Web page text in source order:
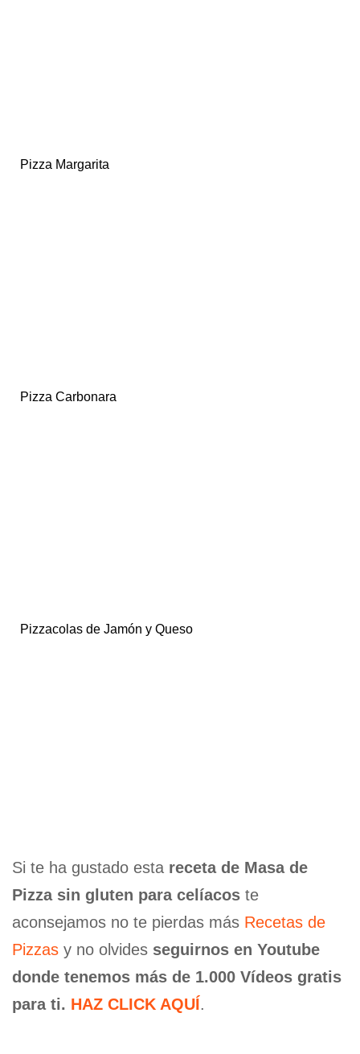
Pizza Margarita
Pizza Carbonara
Pizzacolas de Jamón y Queso
Si te ha gustado esta receta de Masa de
Pizza sin gluten para celíacos te
aconsejamos no te pierdas más Recetas de
Pizzas y no olvides seguirnos en Youtube
donde tenemos más de 1.000 Vídeos gratis
para ti. HAZ CLICK AQUÍ.